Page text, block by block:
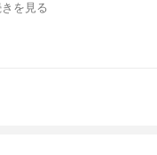
を見る